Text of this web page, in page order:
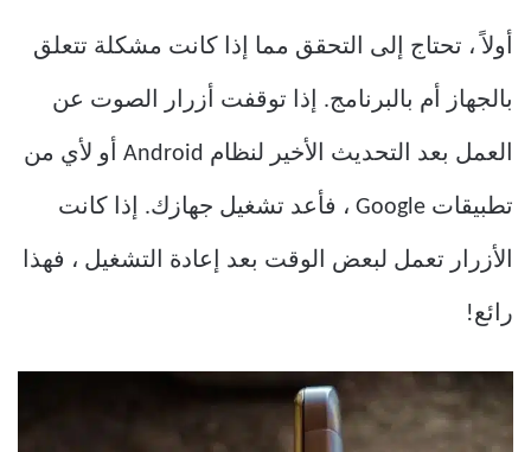
أولاً ، تحتاج إلى التحقق مما إذا كانت مشكلة تتعلق
بالجهاز أم بالبرنامج. إذا توقفت أزرار الصوت عن
العمل بعد التحديث الأخير لنظام Android أو لأي من
تطبيقات Google ، فأعد تشغيل جهازك. إذا كانت
الأزرار تعمل لبعض الوقت بعد إعادة التشغيل ، فهذا
رائع!